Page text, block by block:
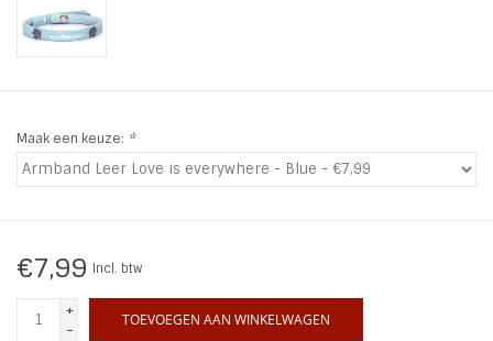
Ohlala Jewels
INSPIRATIE
Maak een keuze: *
€7,99 Incl. btw
+
-
TOEVOEGEN AAN WINKELWAGEN